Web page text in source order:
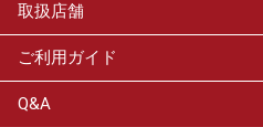
取扱店舗
ご利用ガイド
Q&A